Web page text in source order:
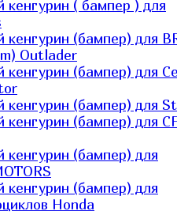
кенгурин ( бампер ) для
кенгурин (бампер) для
Outlader
кенгурин (бампер) для
кенгурин (бампер) для
кенгурин (бампер) для
кенгурин (бампер) для
кенгурин (бампер) для
Honda